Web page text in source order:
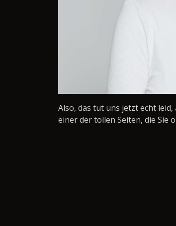
Also, das tut uns jetzt echt
einer der tollen Seiten, die Sie